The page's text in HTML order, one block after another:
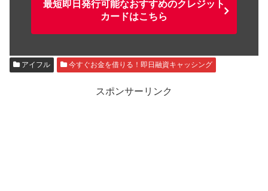
最短即日発行可能なおすすめのクレジット
カードはこちら
アイフル 今すぐお金を借りる！即日融資キャッシング
スポンサーリンク